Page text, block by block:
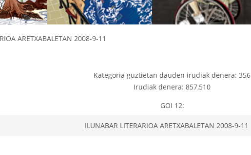
ARETXABALETAN 2008-9-11
Kategoria guztietan dauden irudiak denera: 356
Irudiak denera: 857,510
GOI 12:
ILUNABAR LITERARIOA ARETXABALETAN 2008-9-11